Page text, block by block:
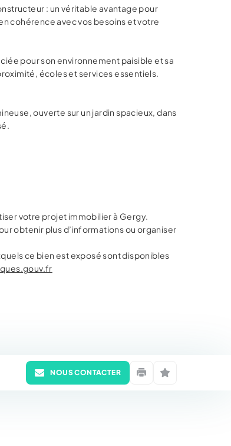
: un véritable avantage pour
cohérence avec vos besoins et votre
pour son environnement paisible et sa
écoles et services essentiels.
ouverte sur un jardin spacieux, dans
votre projet immobilier à Gergy.
obtenir plus d’informations ou organiser
ce bien est exposé sont disponibles
NOUS CONTACTER ImprimerMettre en favori